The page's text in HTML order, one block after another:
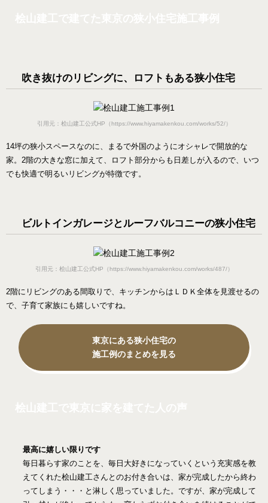
吹き抜けのリビングに、ロフトもある狭小住宅
引用元：桧山建工公式HP（https://www.hiyamakenkou.com/works/52/）
14坪の狭小スペースなのに、まるで外国のようにオシャレで開放的な
家。2階の大きな窓に加えて、ロフト部分からも日差しが入るので、いつ
でも快適で明るいリビングが特徴です。
ビルトインガレージとルーフバルコニーの狭小住宅
引用元：桧山建工公式HP（https://www.hiyamakenkou.com/works/487/）
2階にリビングのある間取りで、キッチンからはＬＤＫ全体を見渡せるの
で、子育て家族にも嬉しいですね。
東京にある狭小住宅の
施工例のまとめを見る
最高に嬉しい限りです
毎日暮らす家のことを、毎日大好きになっていくという充実感を教
えてくれた桧山建工さんとのお付き合いは、家が完成したから終わ
ってしまう・・・と淋しく思っていました。ですが、家が完成して